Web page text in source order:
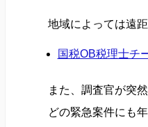
地域によっては遠
国税OB税理士チ
また、調査官が突
どの緊急案件にも